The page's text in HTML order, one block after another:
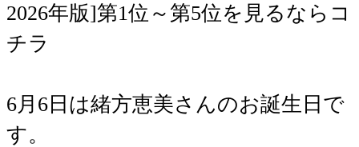
2026年版]第1位～第5位を見るならコ
チラ
6月6日は緒方恵美さんのお誕生日で
す。